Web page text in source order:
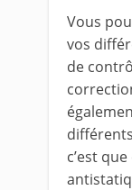
Vous
vos
de
c’est